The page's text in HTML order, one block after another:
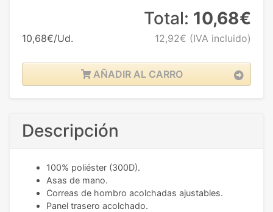
10,68€/Ud.
Total: 10,68€
12,92€ (IVA incluido)
AÑADIR AL CARRO
Descripción
100% poliéster (300D).
Asas de mano.
Correas de hombro acolchadas ajustables.
Panel trasero acolchado.